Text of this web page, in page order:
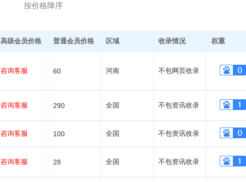
按价格降序
高级会员价格 普通会员价格 区域 收录情况 权重
咨询客服 60 河南 不包网页收录
咨询客服 290 全国 不包资讯收录
咨询客服 100 全国 不包资讯收录
咨询客服 28 全国 不包资讯收录